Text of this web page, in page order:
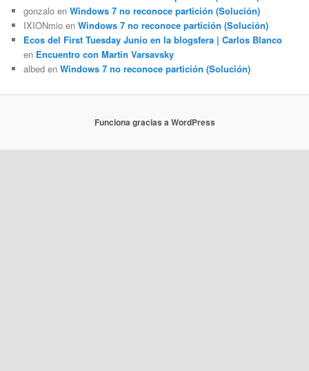
gonzalo enWindows 7 no reconoce partición (Solución)
IXIONmio enWindows 7 no reconoce partición (Solución)
Ecos del First Tuesday Junio en la blogsfera | Carlos Blanco
en Encuentro con Martin Varsavsky
albed enWindows 7 no reconoce partición (Solución)
Funciona gracias a WordPress